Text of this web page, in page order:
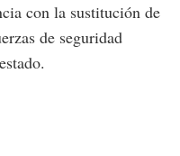
con la sustitución de
de seguridad